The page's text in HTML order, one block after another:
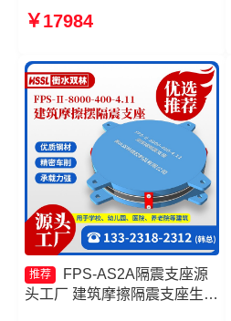
FPSII-8000-300-3.48源头工
￥17984
推荐
FPS-AS2A隔震支座源
头工厂 建筑摩擦隔震支座生产